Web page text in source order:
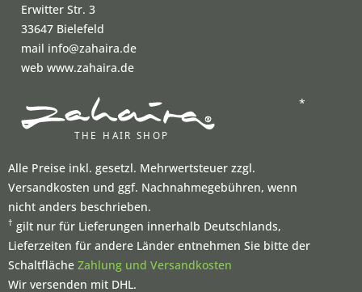
Erwitter Str. 3
33647 Bielefeld
mail info@zahaira.de
web www.zahaira.de
*
Alle Preise inkl. gesetzl. Mehrwertsteuer zzgl.
Versandkosten und ggf. Nachnahmegebühren, wenn
nicht anders beschrieben.
† gilt nur für Lieferungen innerhalb Deutschlands,
Lieferzeiten für andere Länder entnehmen Sie bitte der
Schaltfläche Zahlung und Versandkosten
Wir versenden mit DHL.